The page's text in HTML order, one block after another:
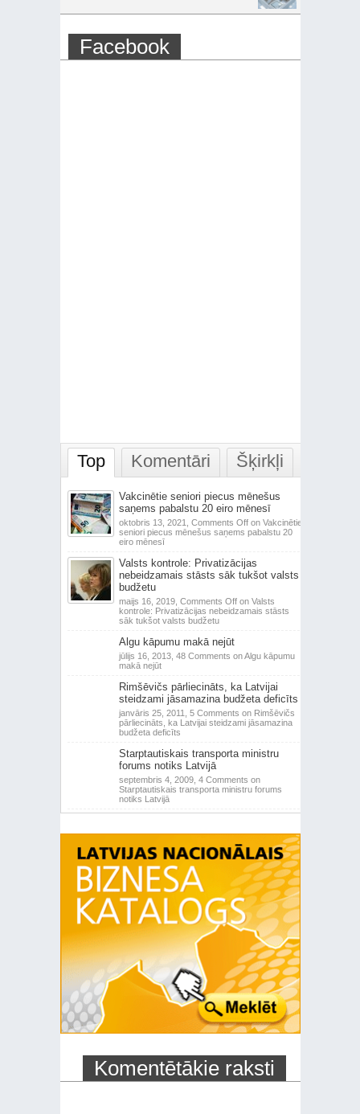
Facebook
Top Komentāri Šķirkļi
Vakcinētie seniori piecus mēnešus
saņems pabalstu 20 eiro mēnesī
oktobris 13, 2021, Comments Offon Vakcinētie
seniori piecus mēnešus saņems pabalstu 20
eiro mēnesī
Valsts kontrole: Privatizācijas
nebeidzamais stāsts sāk tukšot valsts
budžetu
maijs 16, 2019, Comments Offon Valsts
kontrole: Privatizācijas nebeidzamais stāsts
sāk tukšot valsts budžetu
Algu kāpumu makā nejūt
jūlijs 16, 2013, 48 Comments on Algu kāpumu
makā nejūt
Rimšēvičs pārliecināts, ka Latvijai
steidzami jāsamazina budžeta deficīts
janvāris 25, 2011, 5 Comments on Rimšēvičs
pārliecināts, ka Latvijai steidzami jāsamazina
budžeta deficīts
Starptautiskais transporta ministru
forums notiks Latvijā
septembris 4, 2009, 4 Comments on
Starptautiskais transporta ministru forums
notiks Latvijā
Komentētākie raksti